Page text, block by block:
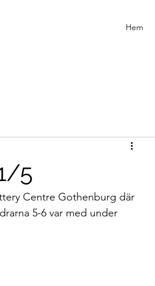
Hem
5
Centre Gothenburg där
5-6 var med under